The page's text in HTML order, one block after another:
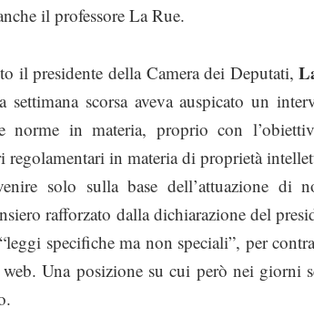
il professore La Rue.
il presidente della Camera dei Deputati,
scorsa aveva auspicato un
norme in materia, proprio con
regolamentari in materia di proprietà
solo sulla base dell’attuazione di
rafforzato dalla dichiarazione del
specifiche ma non speciali”, per
Una posizione su cui però nei giorni